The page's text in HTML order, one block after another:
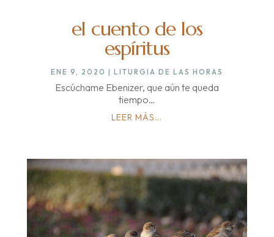
el cuento de los
espíritus
ENE 9, 2020 | LITURGIA DE LAS HORAS
Escúchame Ebenizer, que aún te queda
tiempo…
LEER MÁS...